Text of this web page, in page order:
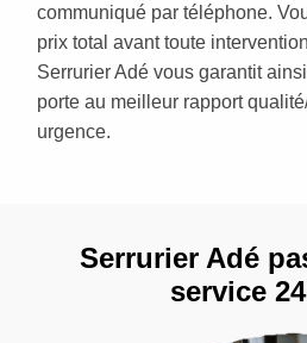
communiqué par téléphone.
prix total avant toute
Serrurier Adé vous garantit
porte au meilleur rapport
urgence.
Serrurier Adé
service